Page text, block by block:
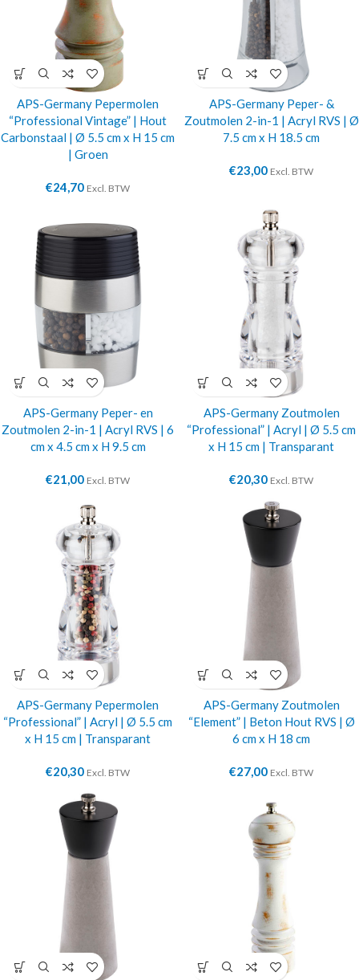
APS-Germany Pepermolen
“Professional Vintage” | Hout
Carbonstaal | Ø 5.5 cm x H 15 cm
| Groen
€24,70 Excl. BTW
APS-Germany Peper- &
Zoutmolen 2-in-1 | Acryl RVS | Ø
7.5 cm x H 18.5 cm
€23,00 Excl. BTW
APS-Germany Peper- en
Zoutmolen 2-in-1 | Acryl RVS | 6
cm x 4.5 cm x H 9.5 cm
€21,00 Excl. BTW
APS-Germany Zoutmolen
“Professional” | Acryl | Ø 5.5 cm
x H 15 cm | Transparant
€20,30 Excl. BTW
APS-Germany Pepermolen
“Professional” | Acryl | Ø 5.5 cm
x H 15 cm | Transparant
€20,30 Excl. BTW
APS-Germany Zoutmolen
“Element” | Beton Hout RVS | Ø
6 cm x H 18 cm
€27,00 Excl. BTW